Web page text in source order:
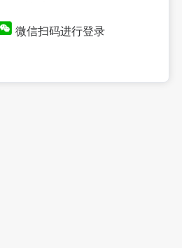
微信扫码进行登录